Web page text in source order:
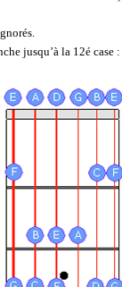
jusqu’à la 12é case :